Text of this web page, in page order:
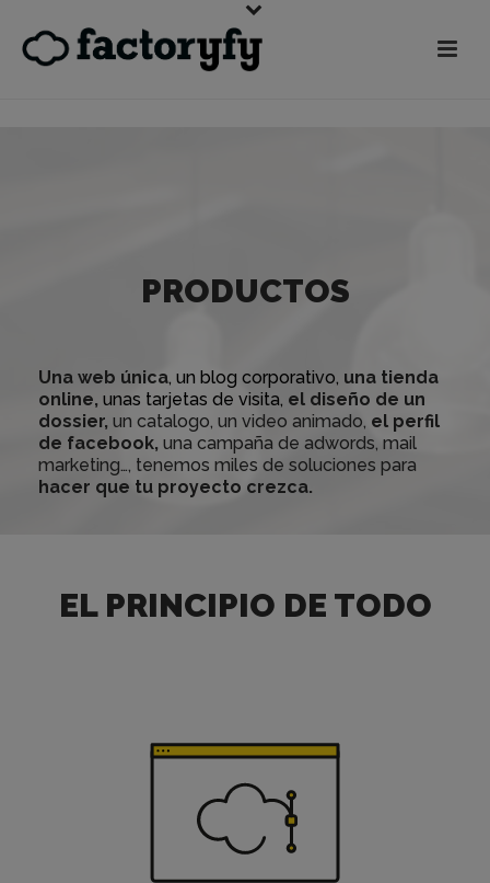
PRODUCTOS
Una web única, un blog corporativo, una tienda
online, unas tarjetas de visita, el diseño de un
dossier, un catalogo, un video animado, el perfil
de facebook, una campaña de adwords, mail
marketing…, tenemos miles de soluciones para
hacer que tu proyecto crezca.
EL PRINCIPIO DE TODO